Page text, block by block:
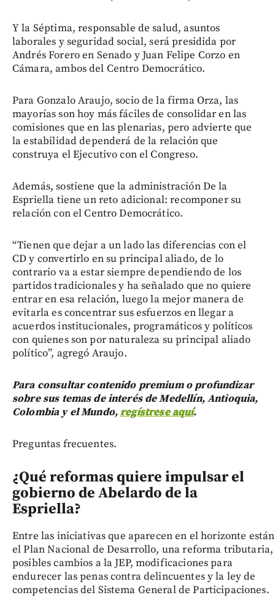
Y la Séptima, responsable de salud, asuntos
laborales y seguridad social, será presidida por
Andrés Forero en Senado y Juan Felipe Corzo en
Cámara, ambos del Centro Democrático.
Para Gonzalo Araujo, socio de la firma Orza, las
mayorías son hoy más fáciles de consolidar en las
comisiones que en las plenarias, pero advierte que
la estabilidad dependerá de la relación que
construya el Ejecutivo con el Congreso.
Además, sostiene que la administración De la
Espriella tiene un reto adicional: recomponer su
relación con el Centro Democrático.
“Tienen que dejar a un lado las diferencias con el
CD y convertirlo en su principal aliado, de lo
contrario va a estar siempre dependiendo de los
partidos tradicionales y ha señalado que no quiere
entrar en esa relación, luego la mejor manera de
evitarla es concentrar sus esfuerzos en llegar a
acuerdos institucionales, programáticos y políticos
con quienes son por naturaleza su principal aliado
político”, agregó Araujo.
Para consultar contenido premium o profundizar
sobre sus temas de interés de Medellín, Antioquia,
Colombia y el Mundo,regístrese aquí.
Preguntas frecuentes.
¿Qué reformas quiere impulsar el
gobierno de Abelardo de la
Espriella?
Entre las iniciativas que aparecen en el horizonte están
el Plan Nacional de Desarrollo, una reforma tributaria,
posibles cambios a la JEP, modificaciones para
endurecer las penas contra delincuentes y la ley de
competencias del Sistema General de Participaciones.